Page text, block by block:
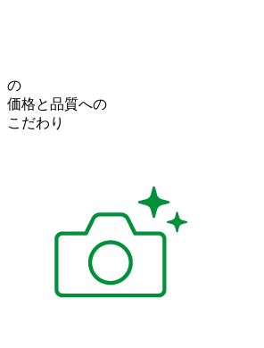
の
価格と品質への
こだわり